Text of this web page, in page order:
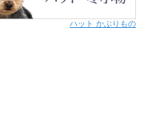
い場合もあります。
ひっかかると毛羽立ってきま
ます。
あります。濡れたままでのご使
ハット かぶりもの